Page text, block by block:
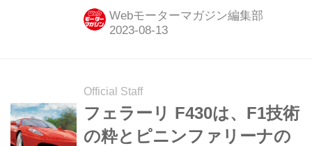
していく、スーパーカークロニクル。
今回は、マセラティ グラントゥーリズ
Webモーターマガジン編集部
Official Staff
フェラーリ F430は、F1技術
の粋とピニンファリーナの